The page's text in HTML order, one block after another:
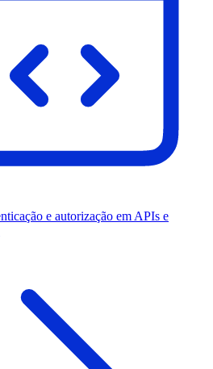
e autorização em APIs e